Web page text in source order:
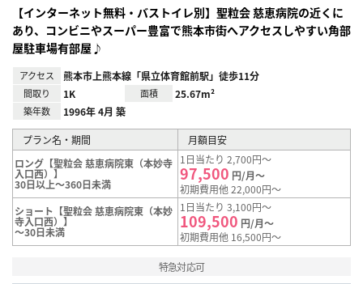
【インターネット無料・バストイレ別】聖粒会 慈恵病院の近くに
あり、コンビニやスーパー豊富で熊本市街へアクセスしやすい角部
屋駐車場有部屋♪
アクセス 熊本市上熊本線「県立体育館前駅」徒歩11分
間取り 1K 面積 25.67m²
築年数 1996年 4月 築
プラン名・期間
月額目安
ロング【聖粒会 慈恵病院東（本妙寺
入口西）】
30日以上～360日未満
1日当たり 2,700円～
97,500 円/月～
初期費用他 22,000円～
ショート【聖粒会 慈恵病院東（本妙
寺入口西）】
～30日未満
1日当たり 3,100円～
109,500 円/月～
初期費用他 16,500円～
特急対応可